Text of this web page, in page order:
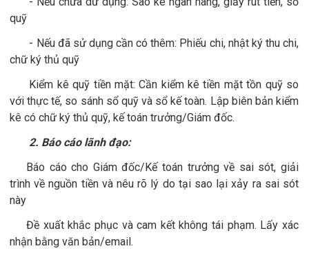
quỹ
- Nếu đã sử dụng cần có thêm: Phiếu chi, nhật ký thu chi,
chữ ký thủ quỹ
Kiểm kê quỹ tiền mặt: Cần kiểm kê tiền mặt tồn quỹ so
với thực tế, so sánh sổ quỹ và sổ kế toàn. Lập biên bản kiểm
kê có chữ ký thủ quỹ, kế toán trưởng/Giám đốc.
2. Báo cáo lãnh đạo:
Báo cáo cho Giám đốc/Kế toán trưởng về sai sót, giải
trình về nguồn tiền và nêu rõ lý do tại sao lại xảy ra sai sót
này
Đề xuất khắc phục và cam kết không tái phạm. Lấy xác
nhận bằng văn bản/email.